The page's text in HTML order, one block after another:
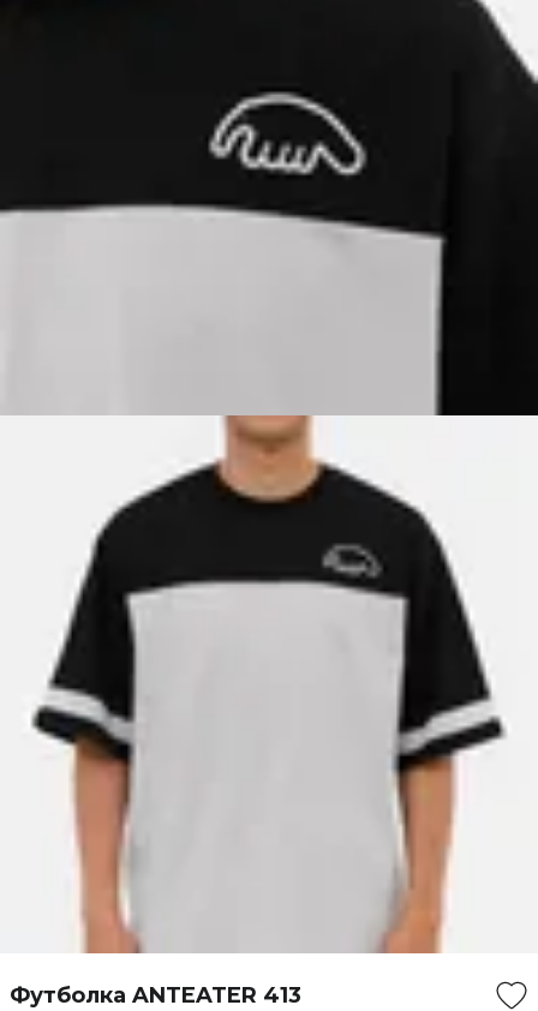
Футболка ANTEATER 413